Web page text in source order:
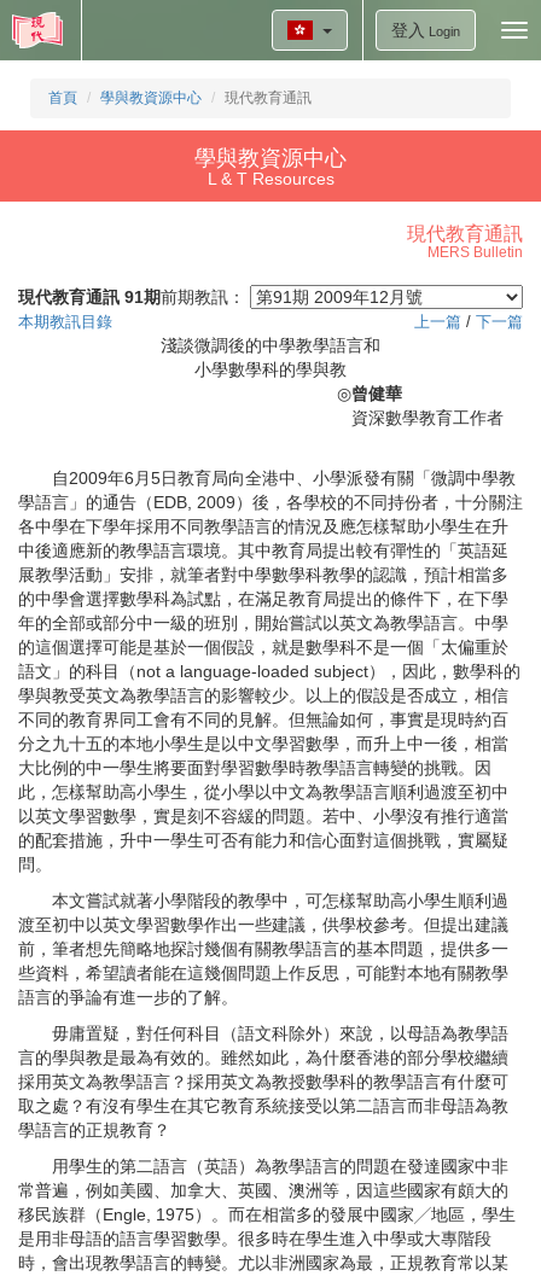
登入 Login
首頁 學與教資源中心 現代教育通訊
學與教資源中心
L & T Resources
現代教育通訊
MERS Bulletin
現代教育通訊 91期前期教訊：
本期教訊目錄 上一篇 / 下一篇
淺談微調後的中學教學語言和
小學數學科的學與教
◎曾健華
資深數學教育工作者
自2009年6月5日教育局向全港中、小學派發有關「微調中學教
學語言」的通告（EDB, 2009）後，各學校的不同持份者，十分關注
各中學在下學年採用不同教學語言的情況及應怎樣幫助小學生在升
中後適應新的教學語言環境。其中教育局提出較有彈性的「英語延
展教學活動」安排，就筆者對中學數學科教學的認識，預計相當多
的中學會選擇數學科為試點，在滿足教育局提出的條件下，在下學
年的全部或部分中一級的班別，開始嘗試以英文為教學語言。中學
的這個選擇可能是基於一個假設，就是數學科不是一個「太偏重於
語文」的科目（not a language-loaded subject），因此，數學科的
學與教受英文為教學語言的影響較少。以上的假設是否成立，相信
不同的教育界同工會有不同的見解。但無論如何，事實是現時約百
分之九十五的本地小學生是以中文學習數學，而升上中一後，相當
大比例的中一學生將要面對學習數學時教學語言轉變的挑戰。因
此，怎樣幫助高小學生，從小學以中文為教學語言順利過渡至初中
以英文學習數學，實是刻不容緩的問題。若中、小學沒有推行適當
的配套措施，升中一學生可否有能力和信心面對這個挑戰，實屬疑
問。
本文嘗試就著小學階段的教學中，可怎樣幫助高小學生順利過
渡至初中以英文學習數學作出一些建議，供學校參考。但提出建議
前，筆者想先簡略地探討幾個有關教學語言的基本問題，提供多一
些資料，希望讀者能在這幾個問題上作反思，可能對本地有關教學
語言的爭論有進一步的了解。
毋庸置疑，對任何科目（語文科除外）來說，以母語為教學語
言的學與教是最為有效的。雖然如此，為什麼香港的部分學校繼續
採用英文為教學語言？採用英文為教授數學科的教學語言有什麼可
取之處？有沒有學生在其它教育系統接受以第二語言而非母語為教
學語言的正規教育？
用學生的第二語言（英語）為教學語言的問題在發達國家中非
常普遍，例如美國、加拿大、英國、澳洲等，因這些國家有頗大的
移民族群（Engle, 1975）。而在相當多的發展中國家╱地區，學生
是用非母語的語言學習數學。很多時在學生進入中學或大專階段
時，會出現教學語言的轉變。尤以非洲國家為最，正規教育常以某